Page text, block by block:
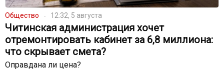
Общество 12:32, 5 августа
Читинская администрация хочет
отремонтировать кабинет за 6,8 миллиона:
что скрывает смета?
Оправдана ли цена?